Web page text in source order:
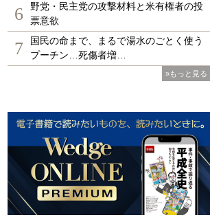
6
野党・民主党の攻撃材料と米有権者の投
票意欲
7
国民の命まで、まるで湯水のごとく使う
プーチン…死傷者増…
»もっと見る